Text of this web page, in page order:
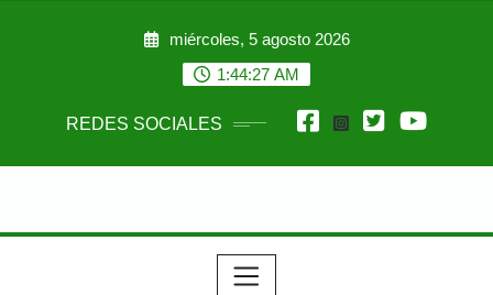
miércoles, 5 agosto 2026
1:44:29 AM
REDES SOCIALES